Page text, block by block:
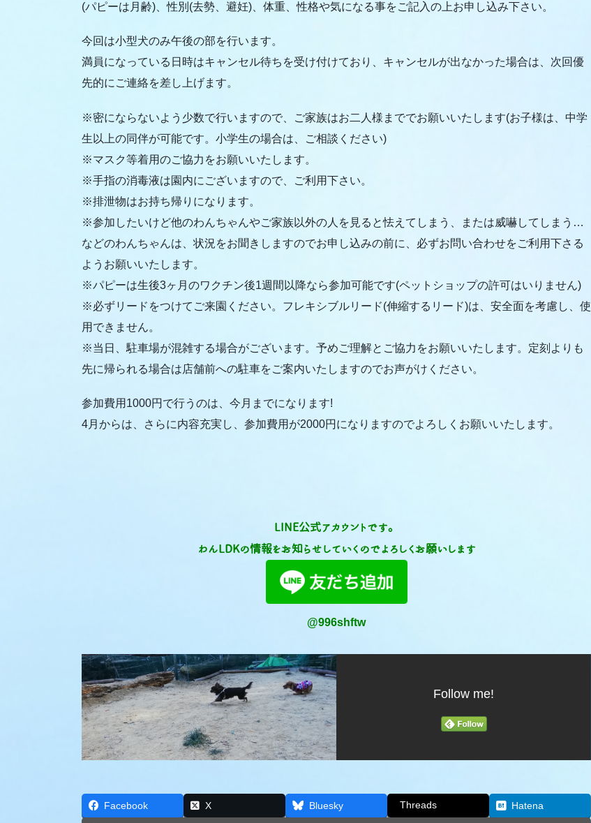
(パピーは月齢)、性別(去勢、避妊)、体重、性格や気になる事をご記入の上お申し込み下さい。
今回は小型犬のみ午後の部を行います。
満員になっている日時はキャンセル待ちを受け付けており、キャンセルが出なかった場合は、次回優
先的にご連絡を差し上げます。
※密にならないよう少数で行いますので、ご家族はお二人様まででお願いいたします(お子様は、中学
生以上の同伴が可能です。小学生の場合は、ご相談ください)
※マスク等着用のご協力をお願いいたします。
※手指の消毒液は園内にございますので、ご利用下さい。
※排泄物はお持ち帰りになります。
※参加したいけど他のわんちゃんやご家族以外の人を見ると怯えてしまう、または威嚇してしまう…
などのわんちゃんは、状況をお聞きしますのでお申し込みの前に、必ずお問い合わせをご利用下さる
ようお願いいたします。
※パピーは生後3ヶ月のワクチン後1週間以降なら参加可能です(ペットショップの許可はいりません)
※必ずリードをつけてご来園ください。フレキシブルリード(伸縮するリード)は、安全面を考慮し、使
用できません。
※当日、駐車場が混雑する場合がございます。予めご理解とご協力をお願いいたします。定刻よりも
先に帰られる場合は店舗前への駐車をご案内いたしますのでお声がけください。
参加費用1000円で行うのは、今月までになります!
4月からは、さらに内容充実し、参加費用が2000円になりますのでよろしくお願いいたします。
LINE公式アカウントです。
わんLDKの情報をお知らせしていくのでよろしくお願いします
@996shftw
Follow me!
Facebook X Bluesky Threads Hatena